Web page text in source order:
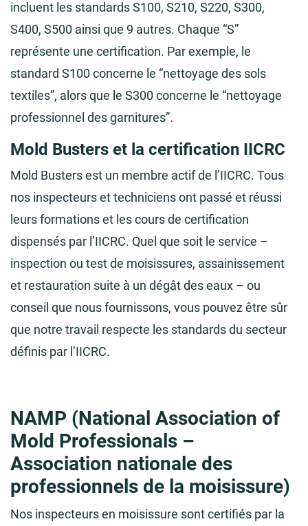
incluent les standards S100, S210, S220, S300,
S400, S500 ainsi que 9 autres. Chaque “S”
représente une certification. Par exemple, le
standard S100 concerne le “nettoyage des sols
textiles”, alors que le S300 concerne le “nettoyage
professionnel des garnitures”.
Mold Busters et la certification IICRC
Mold Busters est un membre actif de l’IICRC. Tous
nos inspecteurs et techniciens ont passé et réussi
leurs formations et les cours de certification
dispensés par l’IICRC. Quel que soit le service –
inspection ou test de moisissures, assainissement
et restauration suite à un dégât des eaux – ou
conseil que nous fournissons, vous pouvez être sûr
que notre travail respecte les standards du secteur
définis par l’IICRC.
NAMP (National Association of
Mold Professionals –
Association nationale des
professionnels de la moisissure)
Nos inspecteurs en moisissure sont certifiés par la